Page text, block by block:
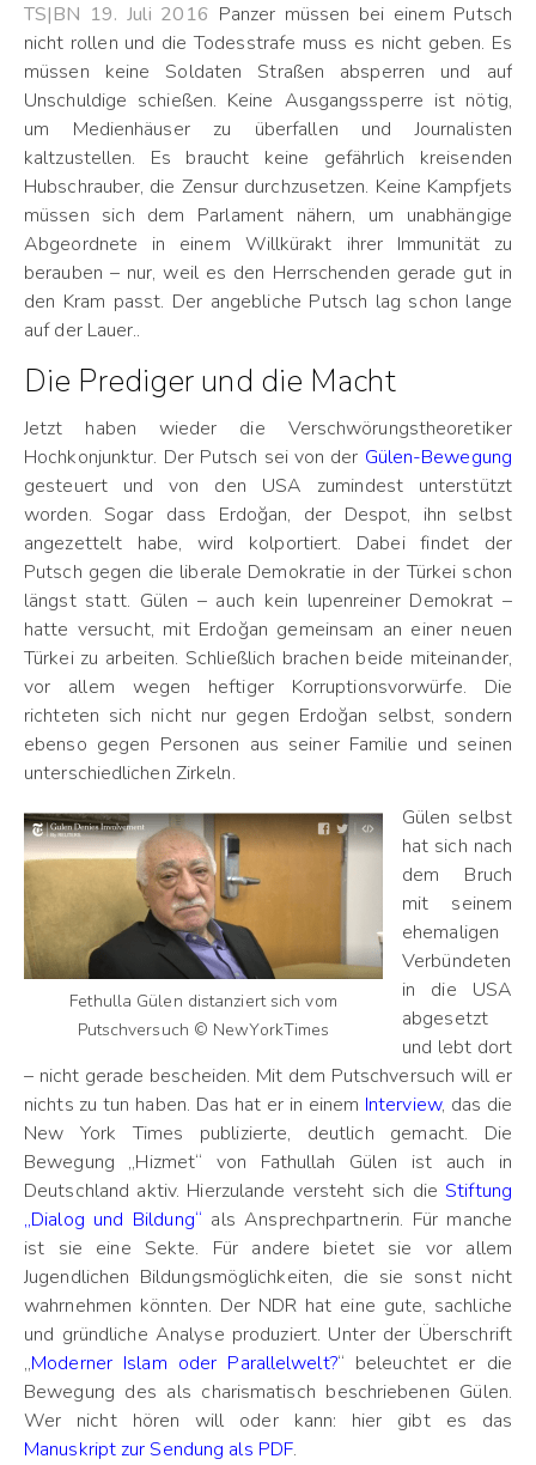
TS|BN 19. Juli 2016 Panzer müssen bei einem Putsch
nicht rollen und die Todesstrafe muss es nicht geben. Es
müssen keine Soldaten Straßen absperren und auf
Unschuldige schießen. Keine Ausgangssperre ist nötig,
um Medienhäuser zu überfallen und Journalisten
kaltzustellen. Es braucht keine gefährlich kreisenden
Hubschrauber, die Zensur durchzusetzen. Keine Kampfjets
müssen sich dem Parlament nähern, um unabhängige
Abgeordnete in einem Willkürakt ihrer Immunität zu
berauben – nur, weil es den Herrschenden gerade gut in
den Kram passt. Der angebliche Putsch lag schon lange
auf der Lauer..
Die Prediger und die Macht
Jetzt haben wieder die Verschwörungstheoretiker
Hochkonjunktur. Der Putsch sei von der Gülen-Bewegung
gesteuert und von den USA zumindest unterstützt
worden. Sogar dass Erdoğan, der Despot, ihn selbst
angezettelt habe, wird kolportiert. Dabei findet der
Putsch gegen die liberale Demokratie in der Türkei schon
längst statt. Gülen – auch kein lupenreiner Demokrat –
hatte versucht, mit Erdoğan gemeinsam an einer neuen
Türkei zu arbeiten. Schließlich brachen beide miteinander,
vor allem wegen heftiger Korruptionsvorwürfe. Die
richteten sich nicht nur gegen Erdoğan selbst, sondern
ebenso gegen Personen aus seiner Familie und seinen
unterschiedlichen Zirkeln.
Fethulla Gülen distanziert sich vom
Putschversuch © NewYorkTimes
Gülen selbst
hat sich nach
dem Bruch
mit seinem
ehemaligen
Verbündeten
in die USA
abgesetzt
und lebt dort
– nicht gerade bescheiden. Mit dem Putschversuch will er
nichts zu tun haben. Das hat er in einem Interview, das die
New York Times publizierte, deutlich gemacht. Die
Bewegung „Hizmet“ von Fathullah Gülen ist auch in
Deutschland aktiv. Hierzulande versteht sich dieStiftung
„Dialog und Bildung“ als Ansprechpartnerin. Für manche
ist sie eine Sekte. Für andere bietet sie vor allem
Jugendlichen Bildungsmöglichkeiten, die sie sonst nicht
wahrnehmen könnten. Der NDR hat eine gute, sachliche
und gründliche Analyse produziert. Unter der Überschrift
„Moderner Islam oder Parallelwelt?“ beleuchtet er die
Bewegung des als charismatisch beschriebenen Gülen.
Wer nicht hören will oder kann: hier gibt es das
Manuskript zur Sendung als PDF.